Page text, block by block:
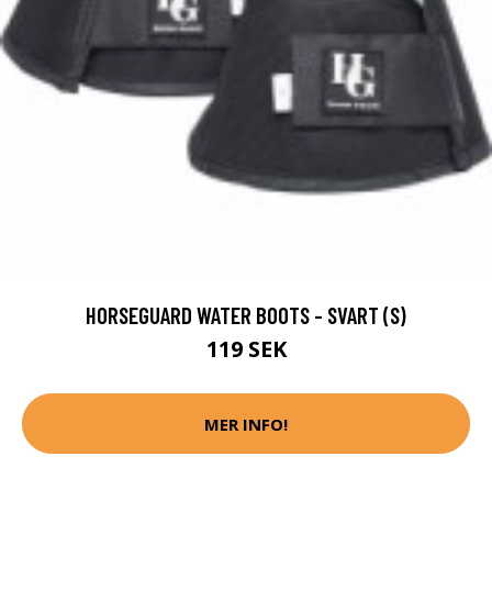
HORSEGUARD WATER BOOTS - SVART (S)
119 SEK
MER INFO!